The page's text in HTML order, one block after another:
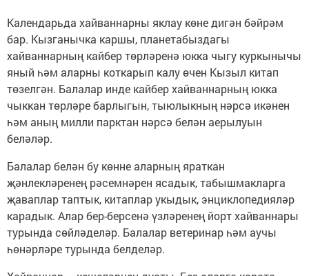
Календарьда хайваннарны яклау көне дигән бәйрәм
бар. Кызганычка каршы, планетабыздагы
хайваннарның кайбер төрләренә юкка чыгу куркынычы
яный һәм аларны коткарып калу өчен Кызыл китап
төзелгән. Балалар инде кайбер хайваннарның юкка
чыккан төрләре барлыгын, тыюлыкның нәрсә икәнен
һәм аның милли парктан нәрсә белән аерылуын
беләләр.
Балалар белән бу көнне аларның яраткан
җәнлекләренең рәсемнәрен ясадык, табышмакларга
җаваплар таптык, китаплар укыдык, энциклопедияләр
карадык. Алар бер-берсенә үзләренең йорт хайваннары
турында сөйләделәр. Балалар ветеринар һәм аучы
һөнәрләре турында белделәр.